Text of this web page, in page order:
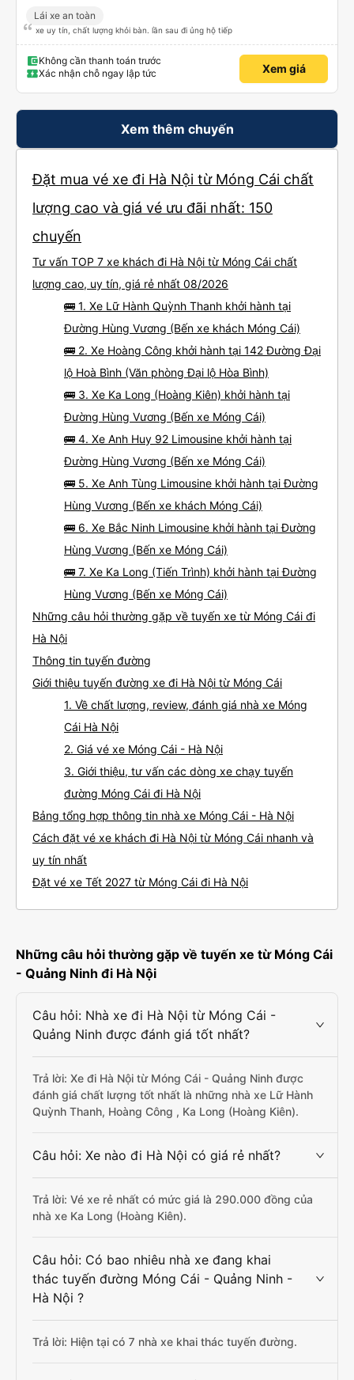
Lái xe an toàn
xe uy tín, chất lượng khỏi bàn. lần sau đi ủng hộ tiếp
Không cần thanh toán trước
Xác nhận chỗ ngay lập tức
Xem giá
Xem thêm chuyến
Đặt mua vé xe đi Hà Nội từ Móng Cái chất
lượng cao và giá vé ưu đãi nhất: 150
chuyến
Tư vấn TOP 7 xe khách đi Hà Nội từ Móng Cái chất
lượng cao, uy tín, giá rẻ nhất 08/2026
🚌 1. Xe Lữ Hành Quỳnh Thanh khởi hành tại
Đường Hùng Vương (Bến xe khách Móng Cái)
🚌 2. Xe Hoàng Công khởi hành tại 142 Đường Đại
lộ Hoà Bình (Văn phòng Đại lộ Hòa Bình)
🚌 3. Xe Ka Long (Hoàng Kiên) khởi hành tại
Đường Hùng Vương (Bến xe Móng Cái)
🚌 4. Xe Anh Huy 92 Limousine khởi hành tại
Đường Hùng Vương (Bến xe Móng Cái)
🚌 5. Xe Anh Tùng Limousine khởi hành tại Đường
Hùng Vương (Bến xe khách Móng Cái)
🚌 6. Xe Bắc Ninh Limousine khởi hành tại Đường
Hùng Vương (Bến xe Móng Cái)
🚌 7. Xe Ka Long (Tiến Trình) khởi hành tại Đường
Hùng Vương (Bến xe Móng Cái)
Những câu hỏi thường gặp về tuyến xe từ Móng Cái đi
Hà Nội
Thông tin tuyến đường
Giới thiệu tuyến đường xe đi Hà Nội từ Móng Cái
1. Về chất lượng, review, đánh giá nhà xe Móng
Cái Hà Nội
2. Giá vé xe Móng Cái - Hà Nội
3. Giới thiệu, tư vấn các dòng xe chạy tuyến
đường Móng Cái đi Hà Nội
Bảng tổng hợp thông tin nhà xe Móng Cái - Hà Nội
Cách đặt vé xe khách đi Hà Nội từ Móng Cái nhanh và
uy tín nhất
Đặt vé xe Tết 2027 từ Móng Cái đi Hà Nội
Những câu hỏi thường gặp về tuyến xe từ Móng Cái
- Quảng Ninh đi Hà Nội
Câu hỏi: Nhà xe đi Hà Nội từ Móng Cái -
Quảng Ninh được đánh giá tốt nhất?
Trả lời: Xe đi Hà Nội từ Móng Cái - Quảng Ninh được
đánh giá chất lượng tốt nhất là những nhà xe Lữ Hành
Quỳnh Thanh, Hoàng Công , Ka Long (Hoàng Kiên).
Câu hỏi: Xe nào đi Hà Nội có giá rẻ nhất?
Trả lời: Vé xe rẻ nhất có mức giá là 290.000 đồng của
nhà xe Ka Long (Hoàng Kiên).
Câu hỏi: Có bao nhiêu nhà xe đang khai
thác tuyến đường Móng Cái - Quảng Ninh -
Hà Nội ?
Trả lời: Hiện tại có 7 nhà xe khai thác tuyến đường.